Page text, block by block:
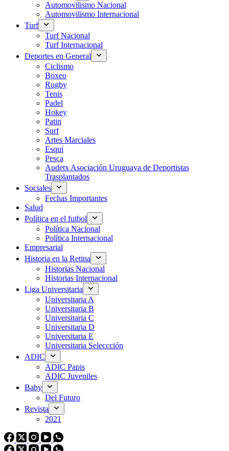
Automovilismo Nacional
Automovilismo Internacional
Turf
Turf Nacional
Turf Internacional
Deportes en General
Ciclismo
Boxeo
Rugby
Tenis
Padel
Hokey
Patin
Surf
Artes Marciales
Esqui
Pesca
Audetx Asociación Uruguaya de Deportistas
Trasplantados
Sociales
Fechas Importantes
Salud
Política en el futbol
Política Nacional
Política Internacional
Empresarial
Historia en la Retina
Historias Nacional
Historias Internacional
Liga Universitaria
Universitaria A
Universitaria B
Universitaria C
Universitaria D
Universitaria E
Universitaria Seleccción
ADIC
ADIC Papis
ADIC Juveniles
Baby
Del Futuro
Revista
2021